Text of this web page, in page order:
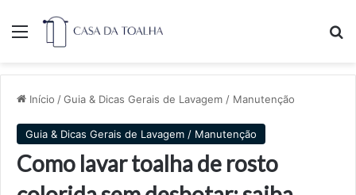
Menu
Início /Guia & Dicas Gerais de Lavagem / Manutenção
Guia & Dicas Gerais de Lavagem / Manutenção
Como lavar toalha de rosto